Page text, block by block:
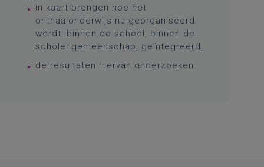
in kaart brengen hoe het
onthaalonderwijs nu georganiseerd
wordt: binnen de school, binnen de
scholengemeenschap, geïntegreerd,
de resultaten hiervan onderzoeken.